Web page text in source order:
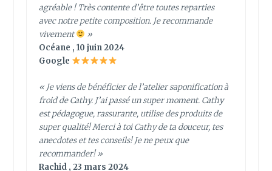
agréable ! Très contente d’être toutes reparties
avec notre petite composition. Je recommande
vivement
»
Océane , 10 juin 2024
Google
« Je viens de bénéficier de l’atelier saponification à
froid de Cathy. J’ai passé un super moment. Cathy
est pédagogue, rassurante, utilise des produits de
super qualité! Merci à toi Cathy de ta douceur, tes
anecdotes et tes conseils! Je ne peux que
recommander! »
Rachid , 23 mars 2024